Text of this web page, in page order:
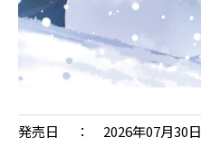
発売日
2026年07月30日